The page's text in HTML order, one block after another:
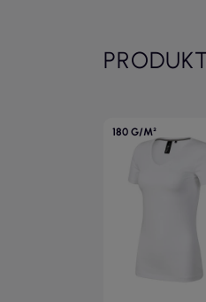
180 G/M²